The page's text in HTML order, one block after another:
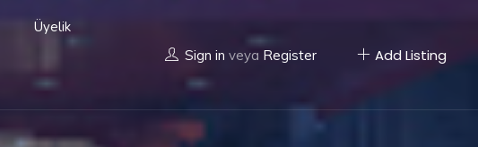
Üyelik
Sign in veya Register Add Listing